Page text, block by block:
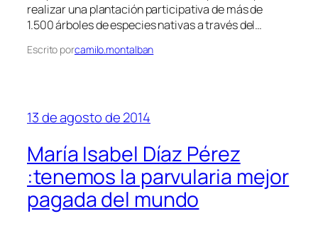
realizar una plantación participativa de más de
1.500 árboles de especies nativas a través del…
Escrito porcamilo.montalban
13 de agosto de 2014
María Isabel Díaz Pérez
:tenemos la parvularia mejor
pagada del mundo